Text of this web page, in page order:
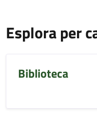
Esplora per
Biblioteca